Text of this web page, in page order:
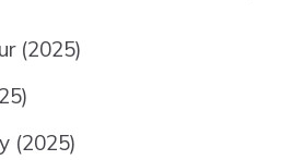
(2025)
(2025)